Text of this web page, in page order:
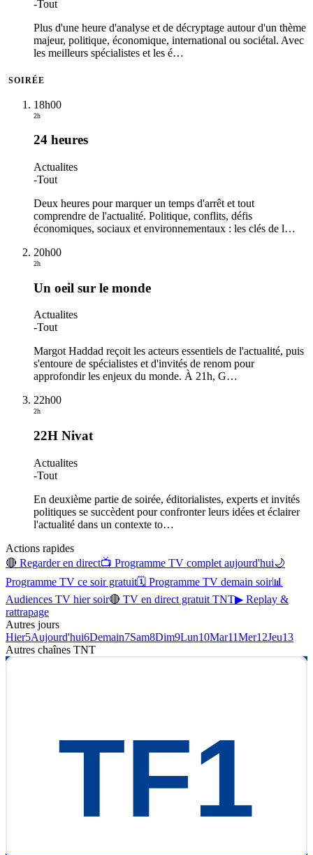
-Tout
Plus d'une heure d'analyse et de décryptage autour d'un thème
majeur, politique, économique, international ou sociétal. Avec
les meilleurs spécialistes et les é…
SOIRÉE
18h00
2h
24 heures
Actualites
-Tout
Deux heures pour marquer un temps d'arrêt et tout
comprendre de l'actualité. Politique, conflits, défis
économiques, sociaux et environnementaux : les clés de l…
20h00
2h
Un oeil sur le monde
Actualites
-Tout
Margot Haddad reçoit les acteurs essentiels de l'actualité, puis
s'entoure de spécialistes et d'invités de renom pour
approfondir les enjeux du monde. À 21h, G…
22h00
2h
22H Nivat
Actualites
-Tout
En deuxième partie de soirée, éditorialistes, experts et invités
politiques se succèdent pour confronter leurs idées et éclairer
l'actualité dans un contexte to…
Actions rapides
🔴 Regarder en direct📺 Programme TV complet aujourd'hui🌙
Programme TV ce soir gratuit🗓 Programme TV demain soir📊
Audiences TV hier soir🔴 TV en direct gratuit TNT▶ Replay &
rattrapage
Autres jours
Hier5Aujourd'hui6Demain7Sam8Dim9Lun10Mar11Mer12Jeu13
Autres chaînes TNT